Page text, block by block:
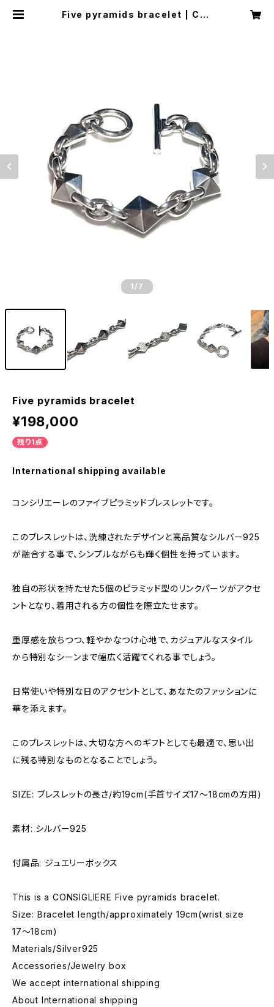
Five pyramids bracelet | Con
1 /7
Five pyramids bracelet
¥198,000
残り1点
International shipping available
コンシリエーレのファイブピラミッドブレスレットです。
このブレスレットは、洗練されたデザインと高品質なシルバー925
が融合する事で、シンプルながらも輝く個性を持っています。
独自の形状を持たせた5個のピラミッド型のリンクパーツがアクセ
ントとなり、着用される方の個性を際立たせます。
重厚感を放ちつつ、軽やかなつけ心地で、カジュアルなスタイル
から特別なシーンまで幅広く活躍てくれる事でしょう。
日常使いや特別な日のアクセントとして、あなたのファッションに
華を添えます。
このブレスレットは、大切な方へのギフトとしても最適で、思い出
に残る特別なものとなることでしょう。
SIZE: ブレスレットの長さ/約19cm(手首サイズ17〜18cmの方用)
素材: シルバー925
付属品: ジュエリーボックス
This is a CONSIGLIERE Five pyramids bracelet.
Size: Bracelet length/approximately 19cm(wrist size
17〜18cm)
Materials/Silver925
Accessories/Jewelry box
We accept international shipping
About International shipping